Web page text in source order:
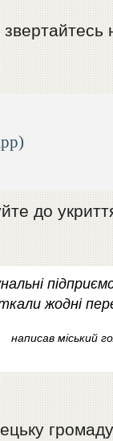
до
жодні
написав міський